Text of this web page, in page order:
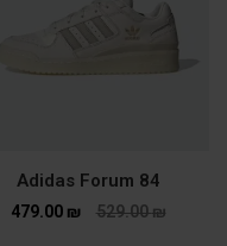
Adidas Forum 84
529.00₪
479.00 ₪